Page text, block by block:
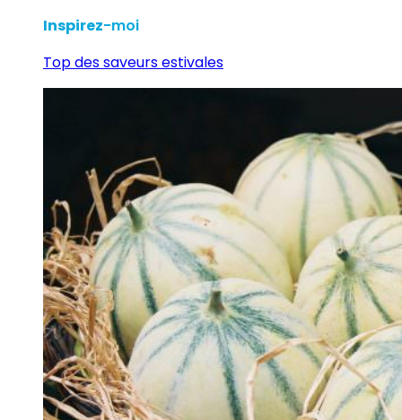
Inspirez-moi
Top des saveurs estivales